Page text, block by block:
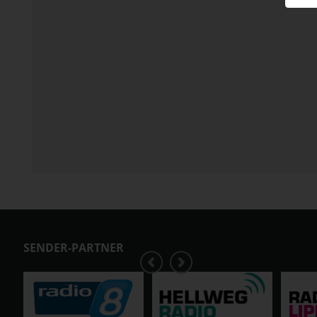
SENDER-PARTNER